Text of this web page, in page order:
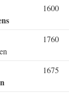
1600
1760
1675